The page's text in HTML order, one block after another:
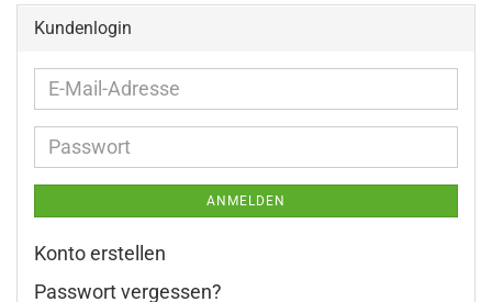
Kundenlogin
E-
Adresse
Passwort
ANMELDEN
Konto erstellen
Passwort vergessen?